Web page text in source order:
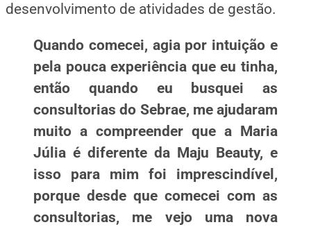
desenvolvimento de atividades de gestão.
Quando comecei, agia por intuição e
pela pouca experiência que eu tinha,
então quando eu busquei as
consultorias do Sebrae, me ajudaram
muito a compreender que a Maria
Júlia é diferente da Maju Beauty, e
isso para mim foi imprescindível,
porque desde que comecei com as
consultorias, me vejo uma nova